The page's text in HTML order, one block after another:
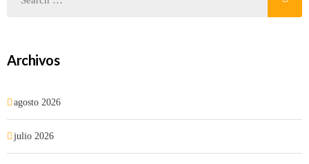
Archivos
agosto 2026
julio 2026